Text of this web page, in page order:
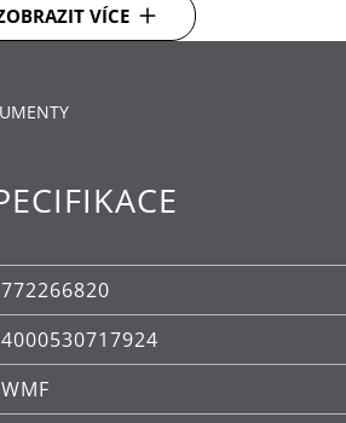
pro snadné vylévání bez
teplo přenáší rychle a dlouho
povrch.
poklice lze mýt v myčce.
VÍCE
772266820
4000530717924
WMF